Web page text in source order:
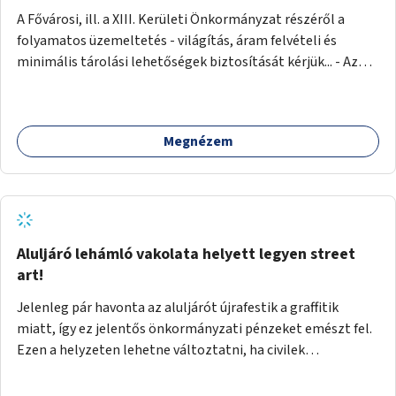
A Fővárosi, ill. a XIII. Kerületi Önkormányzat részéről a
folyamatos üzemeltetés - világítás, áram felvételi és
minimális tárolási lehetőségek biztosítását kérjük... - Az
aluljáróról... A technikai kialakítás úgy történhetne, hogy
faléc keret rendszer lenne néhány helyen a falakra rögzítve,
Ilymódon a kiállítás váltásokkor cserélhetők és az aluljáró
falaira közvetlenül nem kerülnek alkotások... Az aluljáró
végén található beugró (a telefonkészülékek voltak ott) -
átlátszó (plexi?) lemezekkel leválasztva, zárható kis
Járulékosan a két (fő)lejáró korlátján figyelem felhívó
feliratok elhelyezése...
Megnézem
Aluljáró lehámló vakolata helyett legyen street
art!
Jelenleg pár havonta az aluljárót újrafestik a graffitik
miatt, így ez jelentős önkormányzati pénzeket emészt fel.
Ezen a helyzeten lehetne változtatni, ha civilek